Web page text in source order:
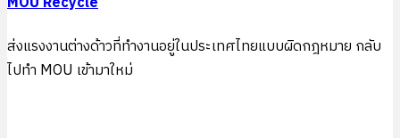
ส่งแรงงานต่างด้าวที่ทำงานอยู่ในประเทศไทยแบบผิดกฎหมาย กลับ
ไปทำ MOU เข้ามาใหม่